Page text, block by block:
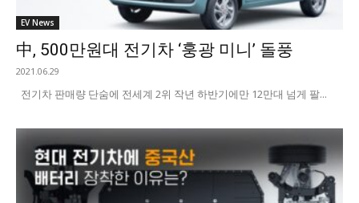
EV News
中, 500만원대 전기차 ‘훙광 미니’ 돌풍
2021.06.29
전기차 판매량 단숨에 전세계 2위 작년 하반기에만 12만대 넘게 팔...